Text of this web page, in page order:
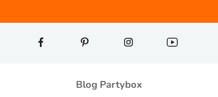
Blog Partybox